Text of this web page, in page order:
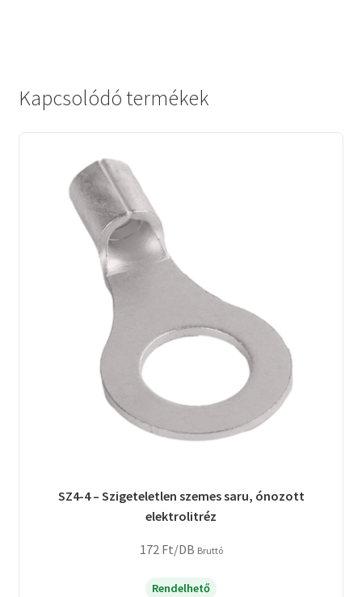
Kapcsolódó termékek
SZ4-4 – Szigeteletlen szemes saru, ónozott
elektrolitréz
172 Ft/DB Bruttó
Rendelhető